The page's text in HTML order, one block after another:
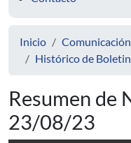
Inicio Comunicación
Histórico de
Resumen de
23/08/23